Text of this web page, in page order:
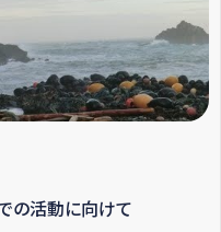
デニ
アイナロ県マ
の活動に向けて